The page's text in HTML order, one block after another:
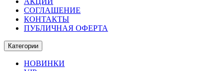
СОГЛАШЕНИЕ
КОНТАКТЫ
ПУБЛИЧНАЯ ОФЕРТА
Категории
НОВИНКИ